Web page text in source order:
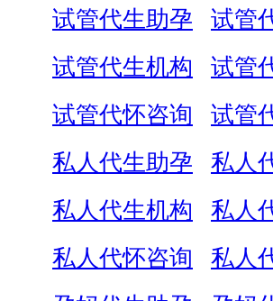
试管代生助孕
试管
试管代生机构
试管
试管代怀咨询
试管
私人代生助孕
私人
私人代生机构
私人
私人代怀咨询
私人